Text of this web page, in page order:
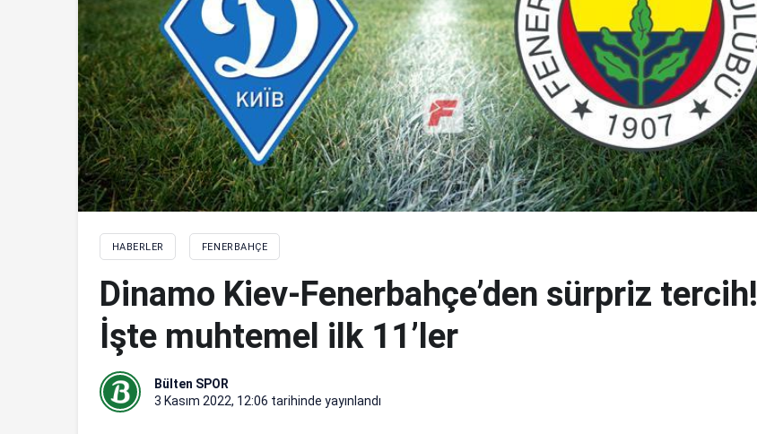
HABERLER FENERBAHÇE
Dinamo Kiev-Fenerbahçe’den sürpriz tercih!
İşte muhtemel ilk 11’ler
Bülten SPOR
3 Kasım 2022, 12:06 tarihinde yayınlandı